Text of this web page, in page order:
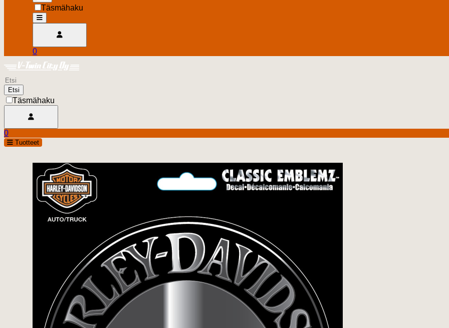
Täsmähaku
open
Ostoskori
0.00 €
0
Harley Davidson Turku
Etsi
Täsmähaku
Ostoskori
0.00 €
0
openTuotteet